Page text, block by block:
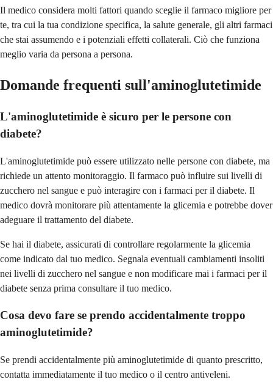
Il medico considera molti fattori quando sceglie il farmaco migliore per
te, tra cui la tua condizione specifica, la salute generale, gli altri farmaci
che stai assumendo e i potenziali effetti collaterali. Ciò che funziona
meglio varia da persona a persona.
Domande frequenti sull'aminoglutetimide
L'aminoglutetimide è sicuro per le persone con
diabete?
L'aminoglutetimide può essere utilizzato nelle persone con diabete, ma
richiede un attento monitoraggio. Il farmaco può influire sui livelli di
zucchero nel sangue e può interagire con i farmaci per il diabete. Il
medico dovrà monitorare più attentamente la glicemia e potrebbe dover
adeguare il trattamento del diabete.
Se hai il diabete, assicurati di controllare regolarmente la glicemia
come indicato dal tuo medico. Segnala eventuali cambiamenti insoliti
nei livelli di zucchero nel sangue e non modificare mai i farmaci per il
diabete senza prima consultare il tuo medico.
Cosa devo fare se prendo accidentalmente troppo
aminoglutetimide?
Se prendi accidentalmente più aminoglutetimide di quanto prescritto,
contatta immediatamente il tuo medico o il centro antiveleni.